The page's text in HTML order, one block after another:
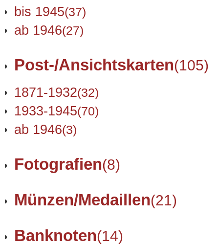
bis 1945(37)
ab 1946(27)
Post-/Ansichtskarten(105)
1871-1932(32)
1933-1945(70)
ab 1946(3)
Fotografien(8)
Münzen/Medaillen(21)
Banknoten(14)